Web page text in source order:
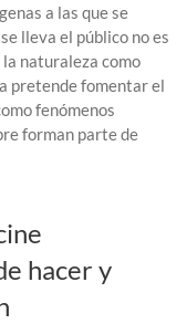
a las que se
lleva el público no es
la naturaleza como
pretende fomentar el
fenómenos
forman parte de
hacer y